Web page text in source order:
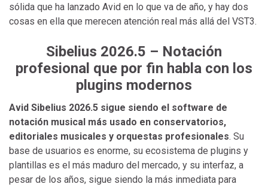
sólida que ha lanzado Avid en lo que va de año, y hay dos
cosas en ella que merecen atención real más allá del VST3.
Sibelius 2026.5 – Notación
profesional que por fin habla con los
plugins modernos
Avid Sibelius 2026.5 sigue siendo el software de
notación musical más usado en conservatorios,
editoriales musicales y orquestas profesionales. Su
base de usuarios es enorme, su ecosistema de plugins y
plantillas es el más maduro del mercado, y su interfaz, a
pesar de los años, sigue siendo la más inmediata para